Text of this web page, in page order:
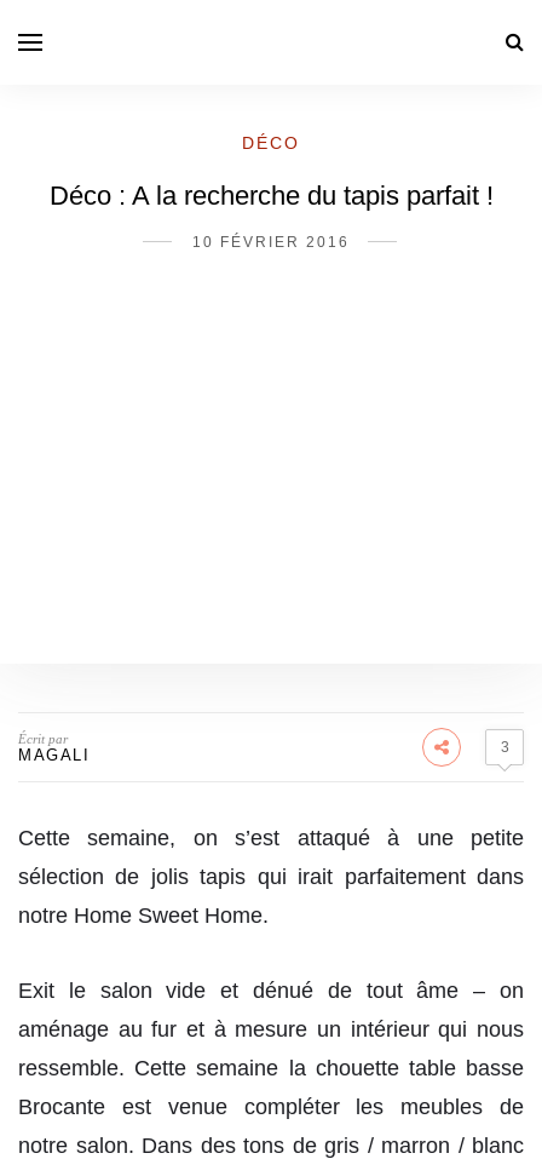
DÉCO
Déco : A la recherche du tapis parfait !
10 FÉVRIER 2016
Écrit par
MAGALI 3
Cette semaine, on s’est attaqué à une petite
sélection de jolis tapis qui irait parfaitement dans
notre Home Sweet Home.
Exit le salon vide et dénué de tout âme – on
aménage au fur et à mesure un intérieur qui nous
ressemble. Cette semaine la chouette table basse
Brocante est venue compléter les meubles de
notre salon. Dans des tons de gris / marron / blanc